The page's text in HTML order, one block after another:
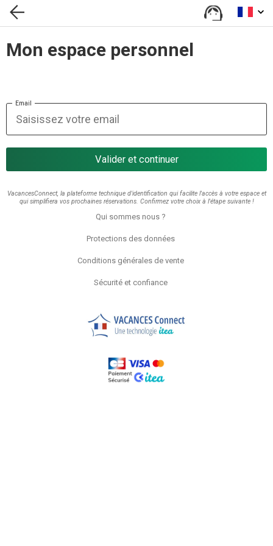
Mon espace personnel
Email
Valider et continuer
VacancesConnect, la plateforme technique d'identification qui facilite l'accès à votre espace et
qui simplifiera vos prochaines réservations. Confirmez votre choix à l'étape suivante !
Qui sommes nous ?
Protections des données
Conditions générales de vente
Sécurité et confiance